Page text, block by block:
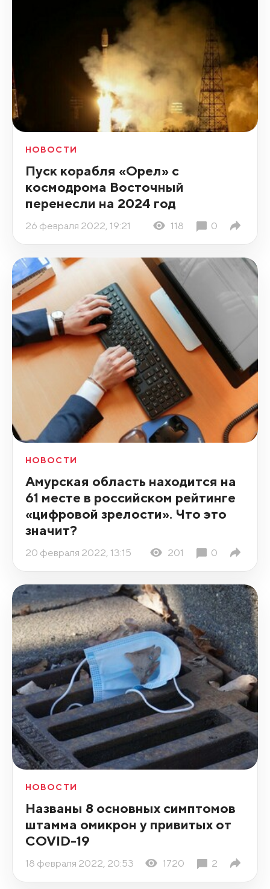
НОВОСТИ
Пуск корабля «Орел» с
космодрома Восточный
перенесли на 2024 год
26 февраля 2022, 19:21 118 0
НОВОСТИ
Амурская область находится на
61 месте в российском рейтинге
«цифровой зрелости». Что это
значит?
20 февраля 2022, 13:15 201 0
НОВОСТИ
Названы 8 основных симптомов
штамма омикрон у привитых от
COVID-19
18 февраля 2022, 20:53 1720 2